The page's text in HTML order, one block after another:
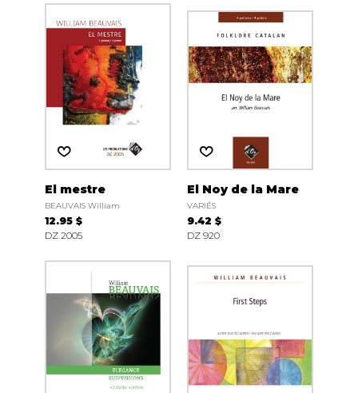
El mestre
BEAUVAIS William
12.95 $
DZ 2005
El Noy de la Mare
VARIÉS
9.42 $
DZ 920